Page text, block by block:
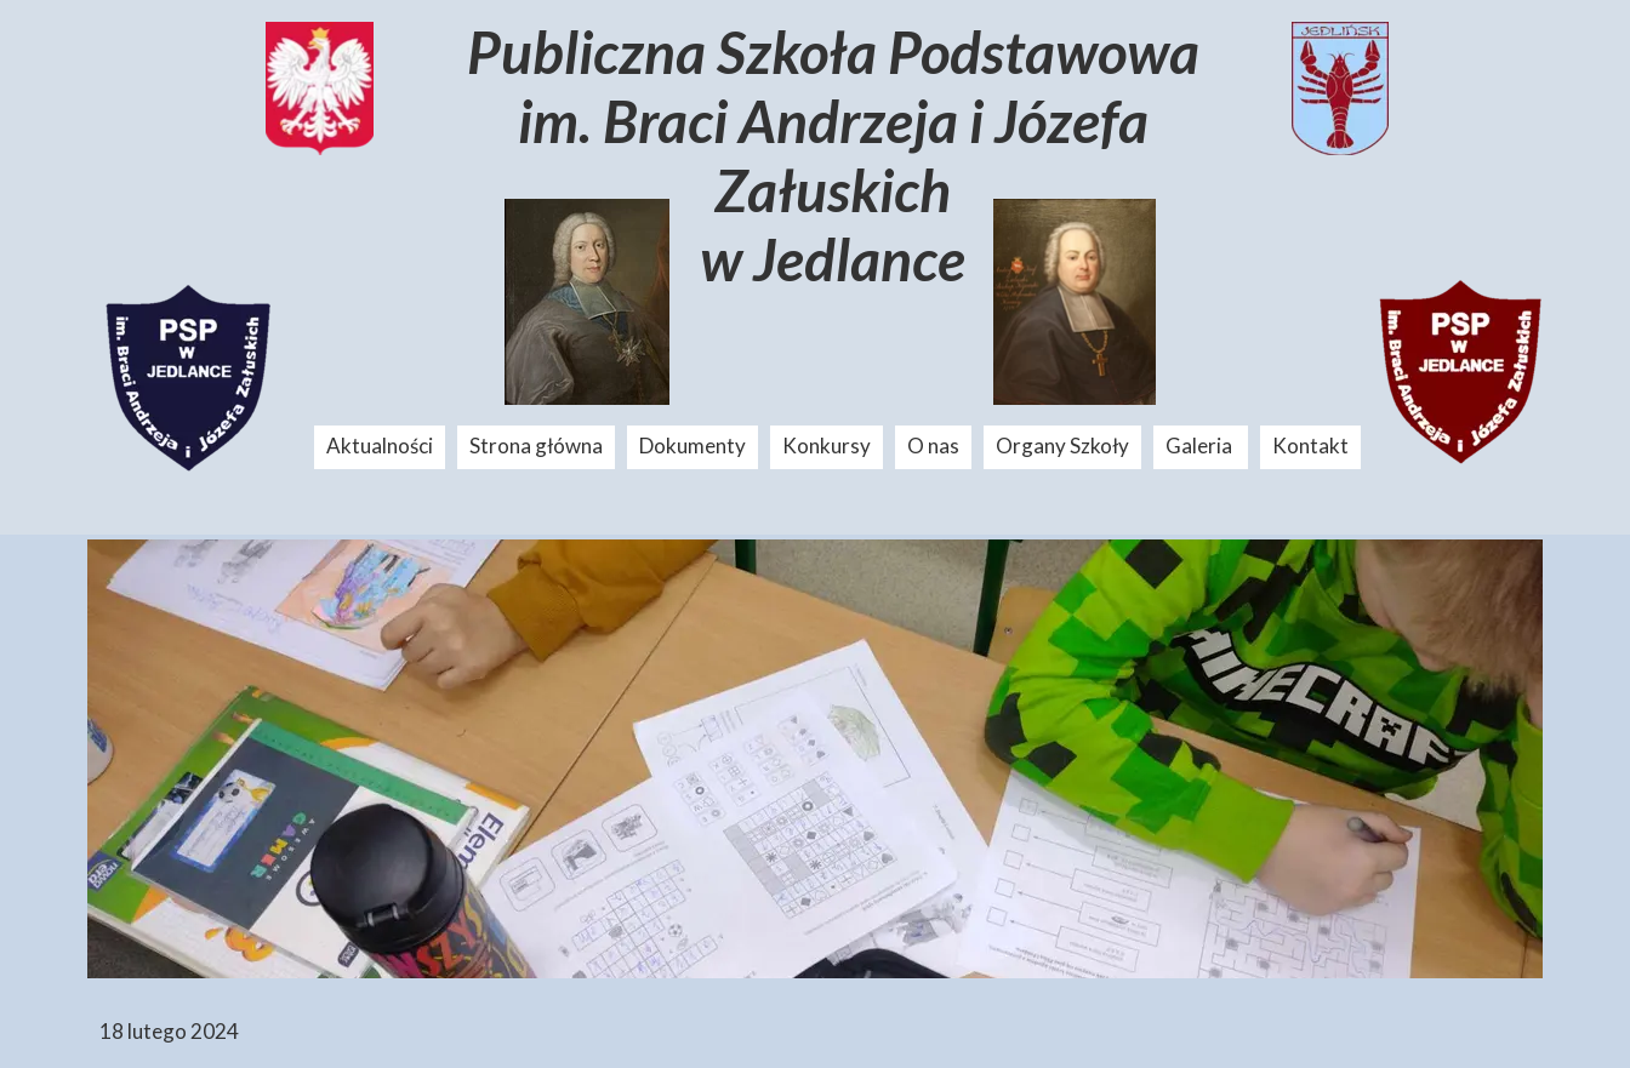
18 lutego 2024
Aktualności Strona główna Dokumenty Konkursy O nas Organy Szkoły Galeria Kontakt
Publiczna Szkoła Podstawowa
im. Braci Andrzeja i Józefa
Załuskich
w Jedlance